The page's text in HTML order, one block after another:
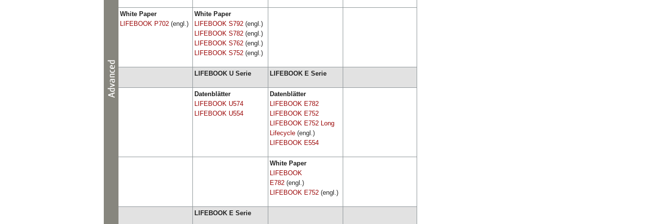
White Paper
LIFEBOOK P702 (engl.)
White Paper
LIFEBOOK S792 (engl.)
LIFEBOOK S782 (engl.)
LIFEBOOK S762 (engl.)
LIFEBOOK S752 (engl.)
LIFEBOOK U Serie LIFEBOOK E Serie
Datenblätter
LIFEBOOK U574
LIFEBOOK U554
Datenblätter
LIFEBOOK E782
LIFEBOOK E752
LIFEBOOK E752 Long
Lifecycle (engl.)
LIFEBOOK E554
White Paper
LIFEBOOK
E782 (engl.)
LIFEBOOK E752 (engl.)
LIFEBOOK E Serie